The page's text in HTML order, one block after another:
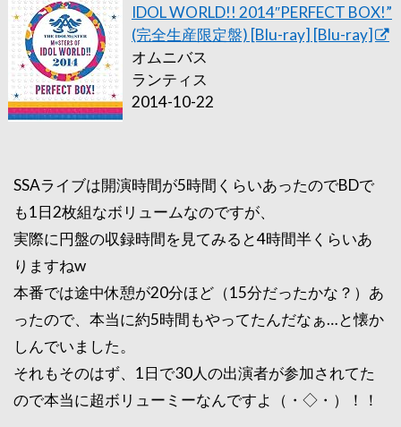
IDOL WORLD!! 2014″PERFECT BOX!”
(完全生産限定盤) [Blu-ray] [Blu-ray]
オムニバス
ランティス
2014-10-22
SSAライブは開演時間が5時間くらいあったのでBDで
も1日2枚組なボリュームなのですが、
実際に円盤の収録時間を見てみると4時間半くらいあ
りますねw
本番では途中休憩が20分ほど（15分だったかな？）あ
ったので、本当に約5時間もやってたんだなぁ…と懐か
しんでいました。
それもそのはず、1日で30人の出演者が参加されてた
ので本当に超ボリューミーなんですよ（・◇・）！！